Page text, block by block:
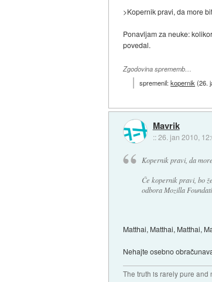
>Kopernik pravi, da more
Ponavljam za neuke:
povedal.
Zgodovina sprememb…
spremenil:kopernik (26.
Mavrik
::26. jan 2010,
Kopernik pravi, da
Če kopernik pravi, bo
odbora Mozilla
Matthai, Matthai, Matthai,
Nehajte osebno
The truth is rarely pure and